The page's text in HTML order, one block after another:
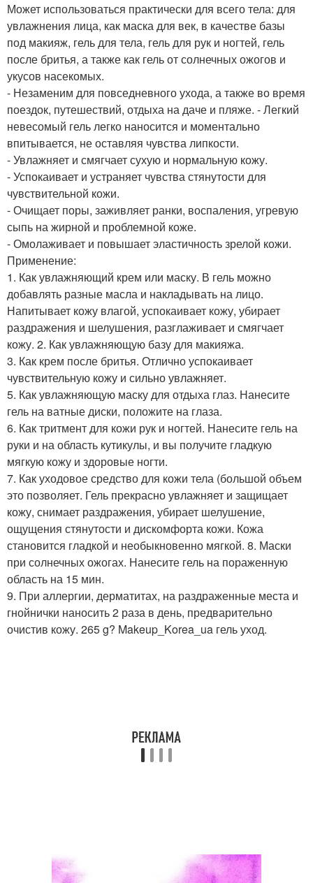
Может использоваться практически для всего тела: для
увлажнения лица, как маска для век, в качестве базы
под макияж, гель для тела, гель для рук и ногтей, гель
после бритья, а также как гель от солнечных ожогов и
укусов насекомых.
- Незаменим для повседневного ухода, а также во время
поездок, путешествий, отдыха на даче и пляже. - Легкий
невесомый гель легко наносится и моментально
впитывается, не оставляя чувства липкости.
- Увлажняет и смягчает сухую и нормальную кожу.
- Успокаивает и устраняет чувства стянутости для
чувствительной кожи.
- Очищает поры, заживляет ранки, воспаления, угревую
сыпь на жирной и проблемной коже.
- Омолаживает и повышает эластичность зрелой кожи.
Применение:
1. Как увлажняющий крем или маску. В гель можно
добавлять разные масла и накладывать на лицо.
Напитывает кожу влагой, успокаивает кожу, убирает
раздражения и шелушения, разглаживает и смягчает
кожу. 2. Как увлажняющую базу для макияжа.
3. Как крем после бритья. Отлично успокаивает
чувствительную кожу и сильно увлажняет.
5. Как увлажняющую маску для отдыха глаз. Нанесите
гель на ватные диски, положите на глаза.
6. Как тритмент для кожи рук и ногтей. Нанесите гель на
руки и на область кутикулы, и вы получите гладкую
мягкую кожу и здоровые ногти.
7. Как уходовое средство для кожи тела (большой объем
это позволяет. Гель прекрасно увлажняет и защищает
кожу, снимает раздражения, убирает шелушение,
ощущения стянутости и дискомфорта кожи. Кожа
становится гладкой и необыкновенно мягкой. 8. Маски
при солнечных ожогах. Нанесите гель на пораженную
область на 15 мин.
9. При аллергии, дерматитах, на раздраженные места и
гнойнички наносить 2 раза в день, предварительно
очистив кожу. 265 g? Makeup_Korea_ua гель уход.